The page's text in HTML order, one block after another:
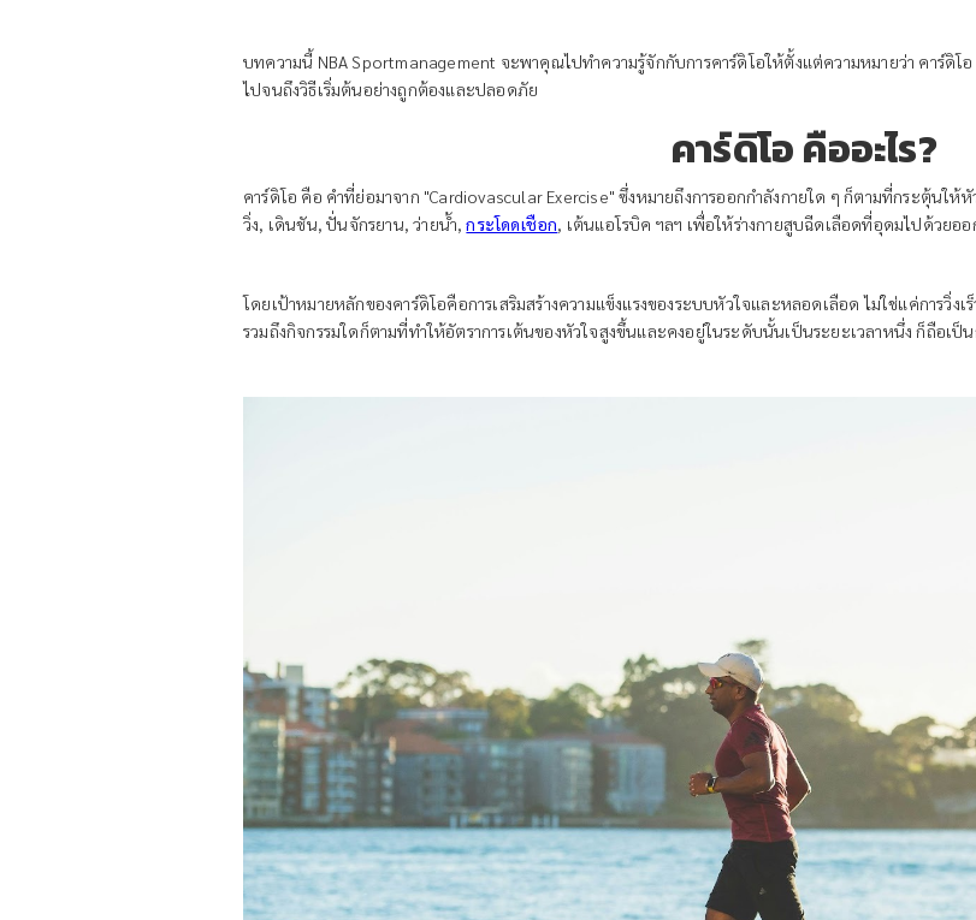
บทความนี้ NBA Sportmanagement จะพาคุณไปทำความรู้จักกับการคาร์ดิโอให้ตั้งแต่ความหมายว่า คาร์ดิโ
ไปจนถึงวิธีเริ่มต้นอย่างถูกต้องและปลอดภัย
คาร์ดิโอ คืออะไร?
คาร์ดิโอ คือ คำที่ย่อมาจาก "Cardiovascular Exercise" ซึ่งหมายถึงการออกกำลังกายใด ๆ ก็ตามที่กระตุ้นใ
วิ่ง, เดินชัน, ปั่นจักรยาน, ว่ายน้ำ,กระโดดเชือก, เต้นแอโรบิค ฯลฯ เพื่อให้ร่างกายสูบฉีดเลือดที่อุดมไปด้วยอ
โดยเป้าหมายหลักของคาร์ดิโอคือการเสริมสร้างความแข็งแรงของระบบหัวใจและหลอดเลือด ไม่ใช่แค่การวิ่ง
รวมถึงกิจกรรมใดก็ตามที่ทำให้อัตราการเต้นของหัวใจสูงขึ้นและคงอยู่ในระดับนั้นเป็นระยะเวลาหนึ่ง ก็ถือเป็